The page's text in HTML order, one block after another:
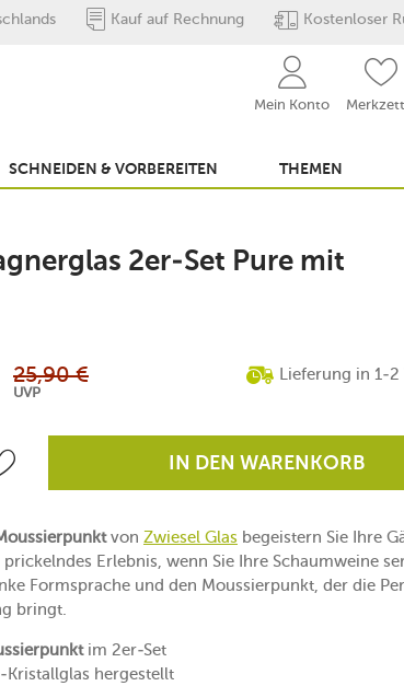
Kauf auf Rechnung Kostenloser
Mein Konto
SCHNEIDEN & VORBEREITEN THEMEN
2er-Set Pure mit
25,90 €
UVP
Lieferung in 1-2
IN DEN WARENKORB
von Zwiesel Glas begeistern Sie Ihre
Erlebnis, wenn Sie Ihre Schaumweine
Formsprache und den Moussierpunkt, der die
bringt.
im 2er-Set
hergestellt